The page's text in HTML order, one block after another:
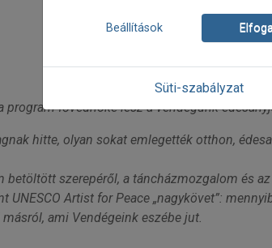
program fővédnöke lesz a vendégünk
hitte, olyan sokat emlegették otthon,
szerepéről, a táncházmozgalom és
Artist for Peace „nagykövet”:
ami Vendégeink eszébe jut.
Beállítások
Süti-szabályzat